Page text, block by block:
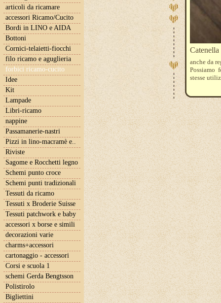
articoli da ricamare
accessori Ricamo/Cucito
Bordi in LINO e AIDA
Bottoni
Cornici-telaietti-fiocchi
filo ricamo e aguglieria
forbici ricamo-cucito
Idee
Kit
Lampade
Libri-ricamo
nappine
Passamanerie-nastri
Pizzi in lino-macramè e..
Riviste
Sagome e Rocchetti legno
Schemi punto croce
Schemi punti tradizionali
Tessuti da ricamo
Tessuti x Broderie Suisse
Tessuti patchwork e baby
accessori x borse e simili
decorazioni varie
charms+accessori
cartonaggio - accessori
Corsi e scuola 1
schemi Gerda Bengtsson
Polistirolo
Bigliettini
anche da
Possiamo
stesse